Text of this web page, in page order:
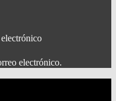
electrónico.